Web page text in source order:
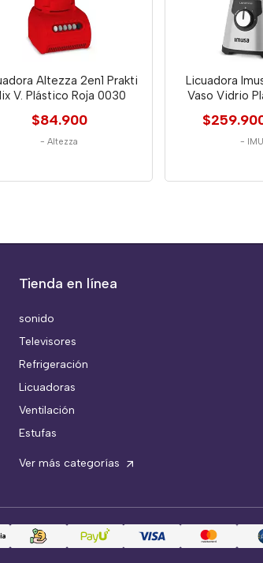
Altezza 2en1 Prakti
V. Plástico Roja 0030
$84.900
-Altezza
Licuadora
Vaso Vidrio
-
Tienda en línea
sonido
Televisores
Refrigeración
Licuadoras
Ventilación
Estufas
Ver más categorías